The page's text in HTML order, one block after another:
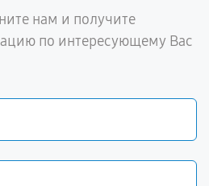
нам и получите
по интересующему Вас